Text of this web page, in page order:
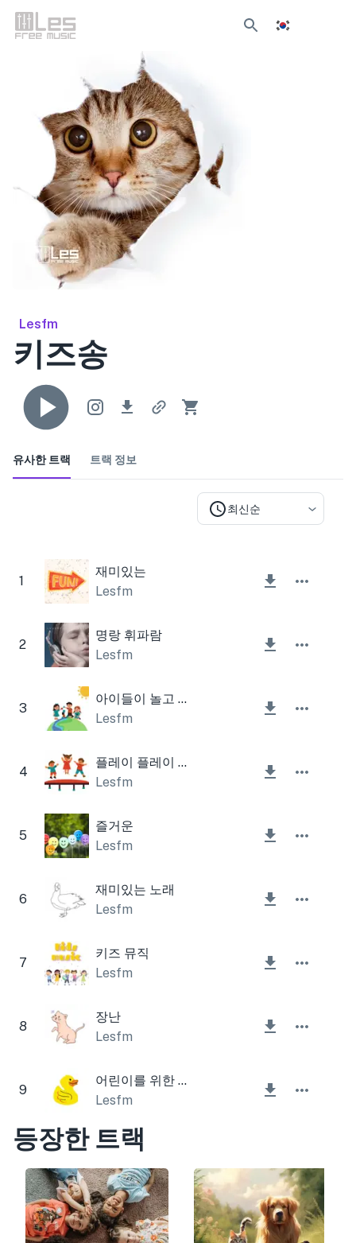
Lesfm
키즈송
유사한 트랙 트랙 정보
최신순
1
재미있는
Lesfm
2
명랑 휘파람
Lesfm
3
아이들이 놀고 있다
Lesfm
4
플레이 플레이 플레이
Lesfm
5
즐거운
Lesfm
6
재미있는 노래
Lesfm
7
키즈 뮤직
Lesfm
8
장난
Lesfm
9
어린이를 위한 재미있는 음악
Lesfm
등장한 트랙